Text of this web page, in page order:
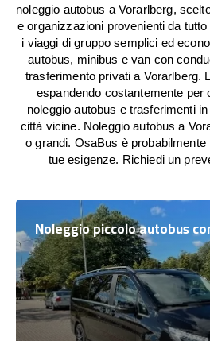
noleggio autobus a Vorarlberg,
e organizzazioni provenienti da
i viaggi di gruppo semplici ed
autobus, minibus e van con
trasferimento privati a Vorarlberg.
espandendo costantemente per
noleggio autobus e trasferimenti
città vicine. Noleggio autobus a
o grandi. OsaBus è
tue esigenze. Richiedi un
Noleggio piccolo autobus